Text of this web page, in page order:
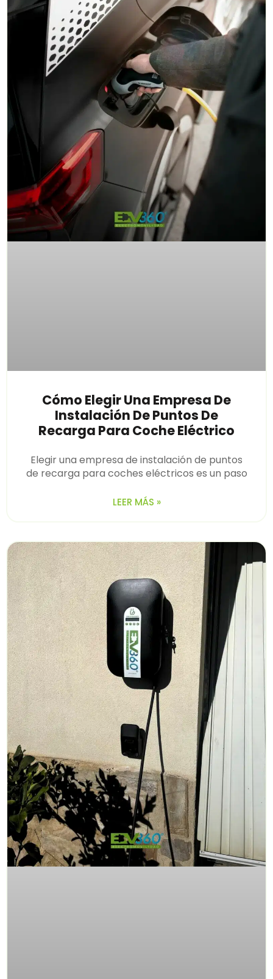
Cómo Elegir Una Empresa De
Instalación De Puntos De
Recarga Para Coche Eléctrico
Elegir una empresa de instalación de puntos
de recarga para coches eléctricos es un paso
LEER MÁS »